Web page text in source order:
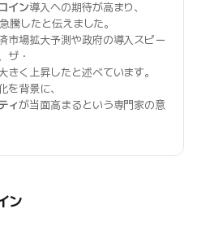
イン導入への期待が高まり、
騰したと伝えました。
市場拡大予測や政府の導入スピー
ザ・
きく上昇したと述べています。
を背景に、
ィが当面高まるという専門家の意
ン